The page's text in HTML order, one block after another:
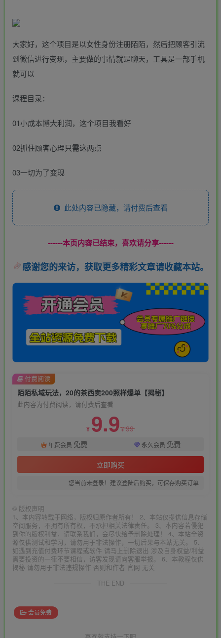
大家好，这个项目是以女性身份注册陌陌，然后把顾客引流
到微信进行变现，主要做的事情就是聊天，工具是一部手机
就可以
课程目录：
01小成本博大利润，这个项目我看好
02抓住顾客心理只需这两点
03一切为了变现
此处内容已隐藏，请付费后查看
------本页内容已结束，喜欢请分享------
感谢您的来访，获取更多精彩文章请收藏本站。
陌陌私域玩法，20的茶西卖200照样爆单【揭秘】
此内容为付费阅读，请付费后查看
¥ 9.9¥99
年费会员 免费 永久会员 免费
立即购买
您当前未登录！建议登陆后购买，可保存购买订单
付费阅读
© 版权声明
1、本内容转载于网络，版权归原作者所有！ 2、本站仅提供信息存储
空间服务，不拥有所有权，不承担相关法律责任。 3、本内容若侵犯
到你的版权利益，请联系我们，会尽快给予删除处理！ 4、本站全资
源仅供测试和学习，请勿用于非法操作，一切后果与本站无关。 5、
如遇到充值付费环节课程或软件 请马上删除退出 涉及自身权益/利益
需要投资的一律不要相信，访客发现请向客服举报。 6、本教程仅供
揭秘 请勿用于非法违规操作 否则和作者 官网 无关
THE END
会员免费